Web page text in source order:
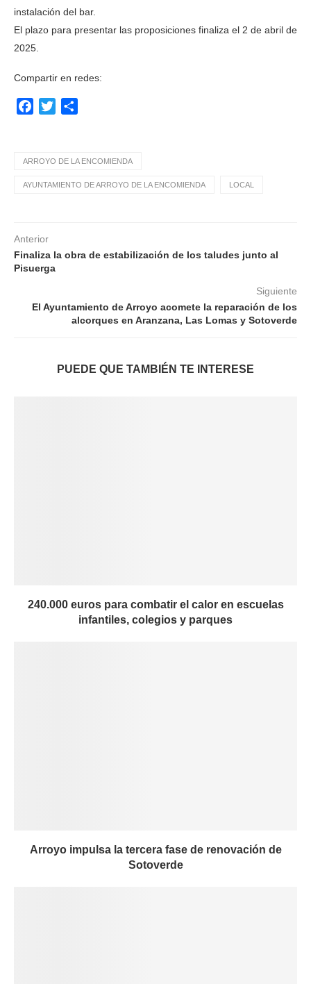
instalación del bar.
El plazo para presentar las proposiciones finaliza el 2 de abril de
2025.
Compartir en redes:
Facebook
Twitter
ARROYO DE LA ENCOMIENDA
AYUNTAMIENTO DE ARROYO DE LA ENCOMIENDA LOCAL
Anterior
Finaliza la obra de estabilización de los taludes junto al
Pisuerga
Siguiente
El Ayuntamiento de Arroyo acomete la reparación de los
alcorques en Aranzana, Las Lomas y Sotoverde
PUEDE QUE TAMBIÉN TE INTERESE
240.000 euros para combatir el calor en escuelas
infantiles, colegios y parques
Arroyo impulsa la tercera fase de renovación de
Sotoverde